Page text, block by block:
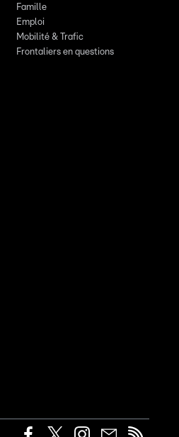
Famille
Emploi
Mobilité & Trafic
Frontaliers en questions